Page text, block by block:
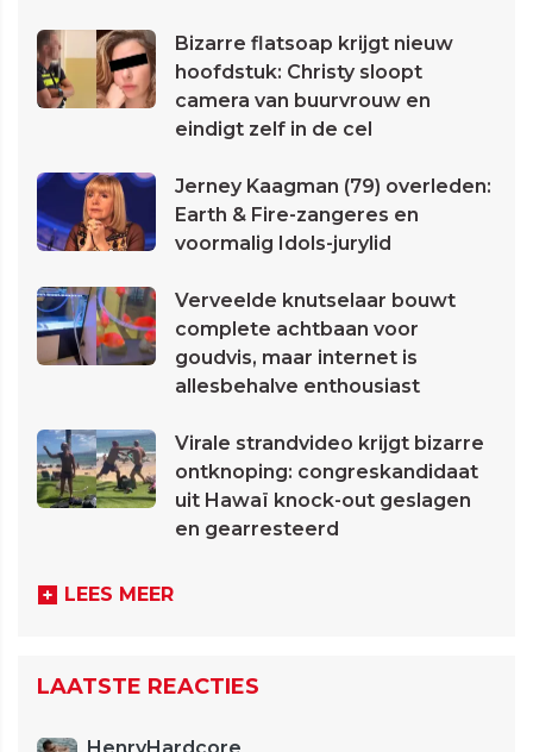
Bizarre flatsoap krijgt nieuw
hoofdstuk: Christy sloopt
camera van buurvrouw en
eindigt zelf in de cel
Jerney Kaagman (79) overleden:
Earth & Fire-zangeres en
voormalig Idols-jurylid
Verveelde knutselaar bouwt
complete achtbaan voor
goudvis, maar internet is
allesbehalve enthousiast
Virale strandvideo krijgt bizarre
ontknoping: congreskandidaat
uit Hawaï knock-out geslagen
en gearresteerd
LEES MEER
LAATSTE REACTIES